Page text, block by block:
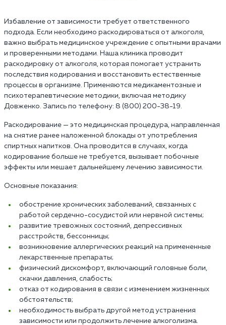
Избавление от зависимости требует ответственного
подхода. Если необходимо раскодироваться от алкоголя,
важно выбрать медицинское учреждение с опытными врачами
и проверенными методами. Наша клиника проводит
раскодировку от алкоголя, которая помогает устранить
последствия кодирования и восстановить естественные
процессы в организме. Применяются медикаментозные и
психотерапевтические методики, включая методику
Довженко. Запись по телефону: 8 (800) 200-38-19.
Раскодирование — это медицинская процедура, направленная
на снятие ранее наложенной блокады от употребления
спиртных напитков. Она проводится в случаях, когда
кодирование больше не требуется, вызывает побочные
эффекты или мешает дальнейшему лечению зависимости.
Основные показания:
обострение хронических заболеваний, связанных с
работой сердечно-сосудистой или нервной системы;
развитие тревожных состояний, депрессивных
расстройств, бессонницы;
возникновение аллергических реакций на примененные
лекарственные препараты;
физический дискомфорт, включающий головные боли,
скачки давления, слабость;
отказ от кодирования в связи с изменением жизненных
обстоятельств;
необходимость выбрать другой метод устранения
зависимости или продолжить лечение алкоголизма.